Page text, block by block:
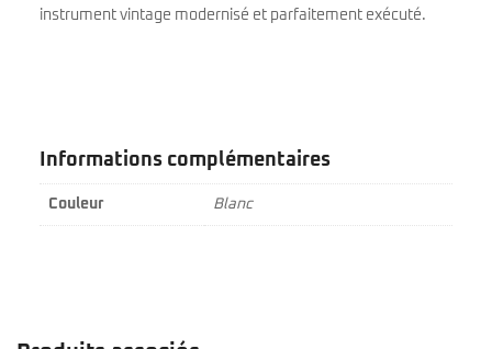
instrument vintage modernisé et parfaitement exécuté.
Informations complémentaires
Couleur Blanc